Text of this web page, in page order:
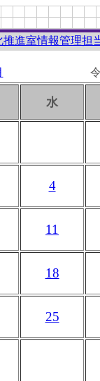
推進室情報管理担
水
4
11
18
25